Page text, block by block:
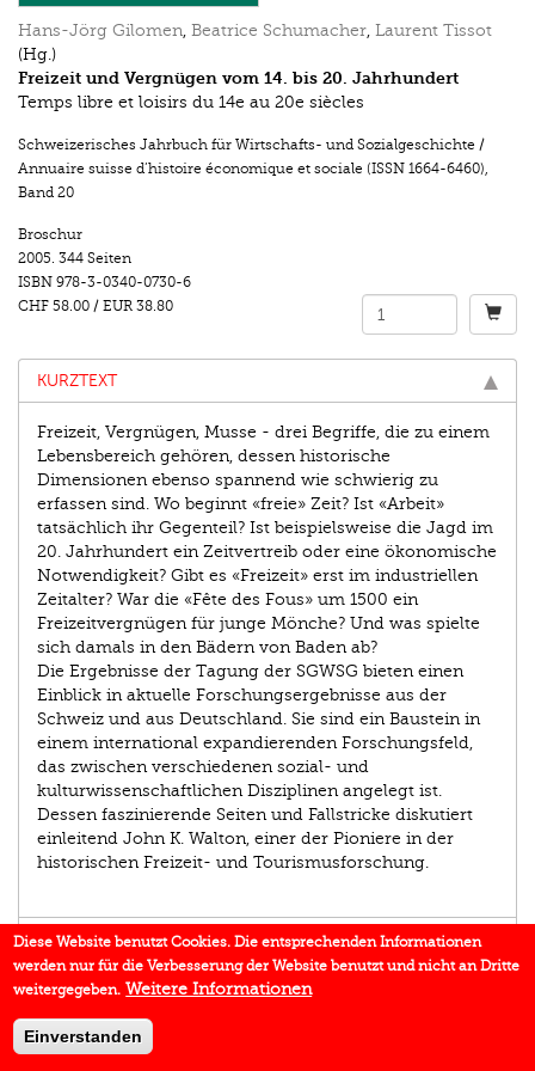
Hans-Jörg Gilomen, Beatrice Schumacher, Laurent Tissot
(Hg.)
Freizeit und Vergnügen vom 14. bis 20. Jahrhundert
Temps libre et loisirs du 14e au 20e siècles
Schweizerisches Jahrbuch für Wirtschafts- und Sozialgeschichte /
Annuaire suisse d’histoire économique et sociale (ISSN 1664-6460),
Band 20
Broschur
2005. 344 Seiten
ISBN 978-3-0340-0730-6
CHF 58.00 / EUR 38.80
KURZTEXT
Freizeit, Vergnügen, Musse - drei Begriffe, die zu einem
Lebensbereich gehören, dessen historische
Dimensionen ebenso spannend wie schwierig zu
erfassen sind. Wo beginnt «freie» Zeit? Ist «Arbeit»
tatsächlich ihr Gegenteil? Ist beispielsweise die Jagd im
20. Jahrhundert ein Zeitvertreib oder eine ökonomische
Notwendigkeit? Gibt es «Freizeit» erst im industriellen
Zeitalter? War die «Fête des Fous» um 1500 ein
Freizeitvergnügen für junge Mönche? Und was spielte
sich damals in den Bädern von Baden ab?
Die Ergebnisse der Tagung der SGWSG bieten einen
Einblick in aktuelle Forschungsergebnisse aus der
Schweiz und aus Deutschland. Sie sind ein Baustein in
einem international expandierenden Forschungsfeld,
das zwischen verschiedenen sozial- und
kulturwissenschaftlichen Disziplinen angelegt ist.
Dessen faszinierende Seiten und Fallstricke diskutiert
einleitend John K. Walton, einer der Pioniere in der
historischen Freizeit- und Tourismusforschung.
AUTOR/IN
EINBLICK
BUCHREIHE
Diese Website benutzt Cookies. Die entsprechenden Informationen
werden nur für die Verbesserung der Website benutzt und nicht an Dritte
weitergegeben. Weitere Informationen
Einverstanden